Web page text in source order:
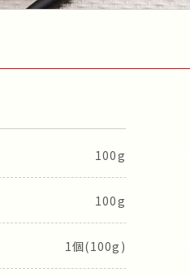
100g
100g
1個(100g)